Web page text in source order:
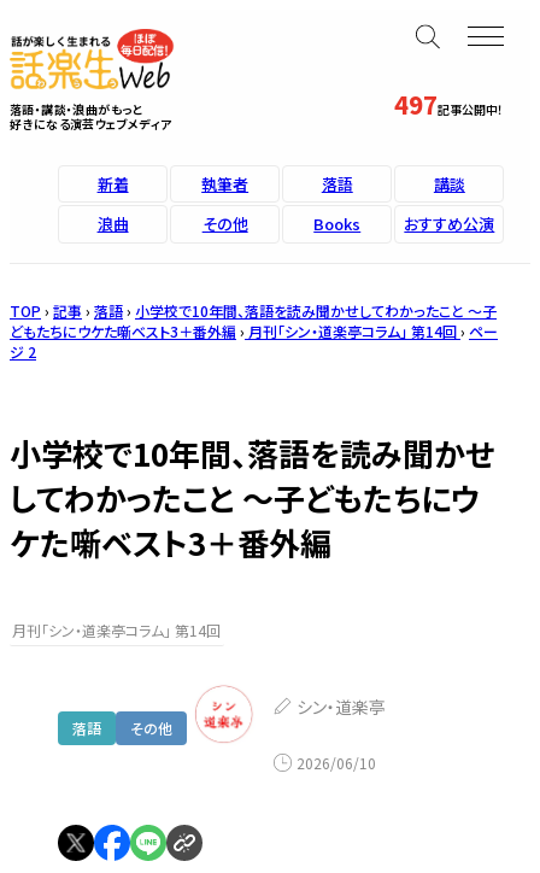
497記事公開中！
落語・講談・浪曲がもっと
好きになる演芸ウェブメディア
新着 執筆者 落語
講談
浪曲
その他 Books おすすめ公演
TOP › 記事 › 落語› 小学校で10年間、落語を読み聞かせしてわかったこと ～子
どもたちにウケた噺ベスト3＋番外編 › 月刊「シン・道楽亭コラム」 第14回› ペー
ジ 2
小学校で10年間、落語を読み聞かせ
してわかったこと ～子どもたちにウ
ケた噺ベスト3＋番外編
月刊「シン・道楽亭コラム」 第14回
落語 その他
シン・道楽亭
2026/06/10